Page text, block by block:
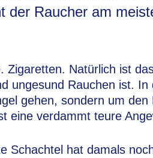
der Raucher am
Zigaretten. Natürlich ist
ungesund Rauchen ist.
gehen, sondern um
eine verdammt teure
Schachtel hat damals